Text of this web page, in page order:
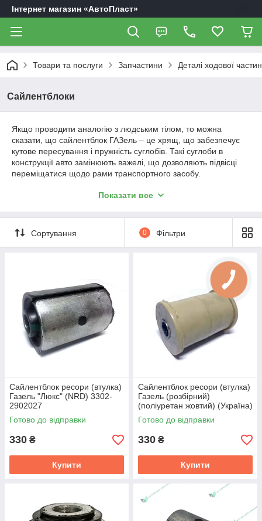
Інтернет магазин «АвтоПласт»
Товари та послуги Запчастини Деталі ходової
Сайлентблоки
Якщо проводити аналогію з людським тілом, то можна
сказати, що сайлентблок ГАЗель – це хрящ, що забезпечує
кутове пересування і пружність суглобів. Такі суглоби в
конструкції авто замінюють важелі, що дозволяють підвісці
переміщатися щодо рами транспортного засобу.
постійну опорну навантаження, до його заміни звертаються в
колесом і рамою. Хочете їхати з комфортом? Доведеться
купити новий резинометаллический шарнір (РМШ). Ми
Щоб придбати відповідний сайт, просто перейдіть в
категорію, виберіть необхідну кількість товару, і натисніть на
кнопку «Купити». Звертаємо увагу, що вартість залежить від
обсягу замовлення. Чим більше берете, тим вище знижка.
Ви також можете купити сайлентблоки на ГАЗель під
замовлення, якщо на даний момент товар на складі відсутня.
Показати все
Сортування 0 Фільтри
Сайлентблок ресори (втулка)
Газель "Люкс" (NRD) 3302-
2902027
Готово до відправки
330 ₴
Купити
Сайлентблок ресори (втулка)
Газель (розбiрний)
(полiуретан жовтий) (Україна)
3302-2902027
Готово до відправки
330 ₴
Купити